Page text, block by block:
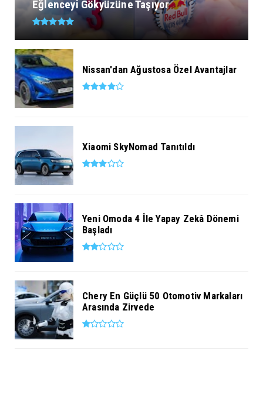
Eğlenceyi Gökyüzüne Taşıyor
Nissan'dan Ağustosa Özel Avantajlar
Xiaomi SkyNomad Tanıtıldı
Yeni Omoda 4 İle Yapay Zekâ Dönemi
Başladı
Chery En Güçlü 50 Otomotiv Markaları
Arasında Zirvede